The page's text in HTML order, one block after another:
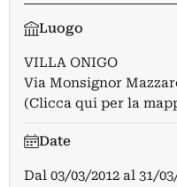
Luogo
VILLA ONIGO
Via Monsignor
(Clicca qui per la
Date
Dal 03/03/2012 al 31/